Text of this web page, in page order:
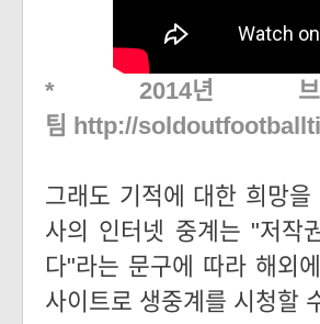
* 2014년 브
팀 http://
그래도 기적에 대한 희망
사의 인터넷 중계는 "저작
다"라는 문구에 따라 해외
사이트로 생중계를 시청할